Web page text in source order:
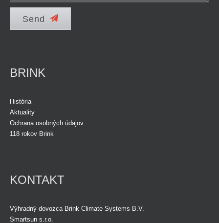
Send
BRINK
História
Aktuality
Ochrana osobných údajov
118 rokov Brink
KONTAKT
Výhradný dovozca Brink Climate Systems B.V.
Smartsun s.r.o.